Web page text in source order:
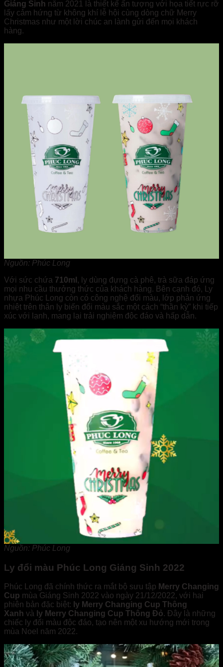
Giáng Sinh năm 2021 là thiết kế ấn tượng với họa tiết rực rỡ
lấy cảm hứng từ không khí lễ hội cùng dòng chữ Merry
Christmas như một lời chúc an lành gửi đến mọi khách
hàng.
Nguồn: Phúc Long
Với sức chứa 710ml , ly dùng đựng cà phê, trà sữa đáp ứng
mọi nhu cầu thưởng thức của khách hàng. Bên cạnh đó, Ly
nhựa Phúc Long còn có công nghệ đổi màu, lớp phản ứng
nhiệt trên thân ly biến đổi màu sắc một cách “thần kỳ” khi tiếp
xúc với lạnh, mang lại trải nghiệm độc đáo và hấp dẫn.
Nguồn: Phúc Long
Ly đổi màu Phúc Long Giáng Sinh 2022
Phúc Long đã chính thức ra mắt bộ sưu tập Merry Changing
Cup mùa Giáng Sinh 2022 vào ngày 21/12/2022, với hai
phiên bản đặc biệt: ly Merry Changing Cup Thông
Xanh và ly Merry Changing Cup Thông Đỏ. Đây là những
chiếc ly đổi màu độc đáo, tạo nên một xu hướng mới trong
mùa Noel năm 2022.